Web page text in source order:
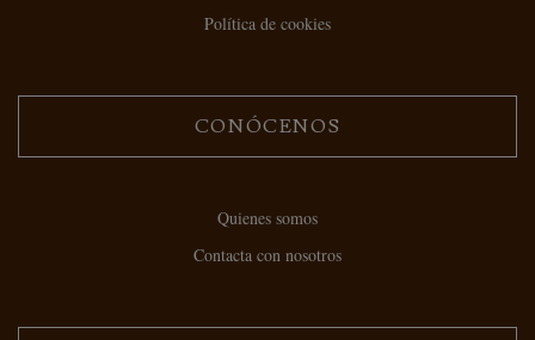
Política de cookies
CONÓCENOS
Quienes somos
Contacta con nosotros